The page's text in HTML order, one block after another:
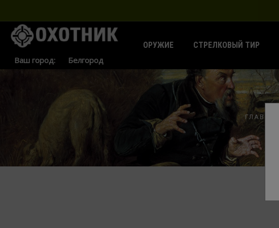
Ваш город:
ОРУЖИЕ СТРЕЛКОВЫЙ ТИР
ГЛАВНАЯ